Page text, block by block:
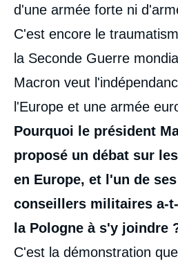
d'une armée forte ni
C'est encore le
la Seconde Guerre
Macron veut
l'Europe et une armée
Pourquoi le président
proposé un débat sur
en Europe, et l'un de
conseillers militaires a-
la Pologne à s'y joindre
C'est la démonstration